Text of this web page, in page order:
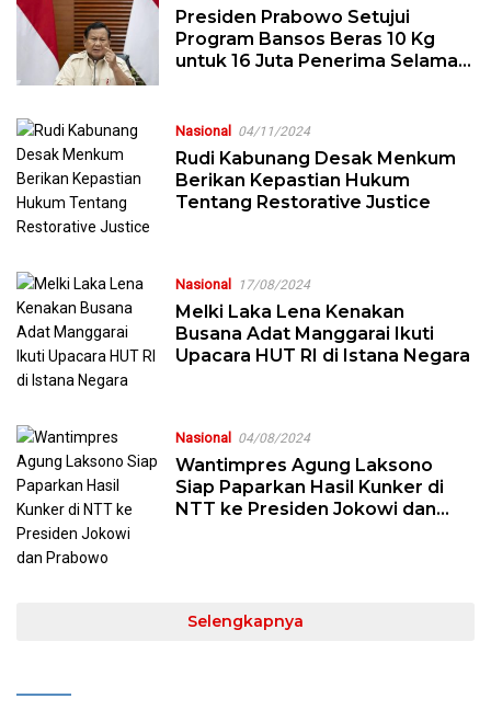
Presiden Prabowo Setujui
Program Bansos Beras 10 Kg
untuk 16 Juta Penerima Selama
Nasional 04/11/2024
Rudi Kabunang Desak Menkum
Berikan Kepastian Hukum
Tentang Restorative Justice
Nasional 17/08/2024
Melki Laka Lena Kenakan
Busana Adat Manggarai Ikuti
Upacara HUT RI di Istana Negara
Nasional 04/08/2024
Wantimpres Agung Laksono
Siap Paparkan Hasil Kunker di
NTT ke Presiden Jokowi dan
Selengkapnya